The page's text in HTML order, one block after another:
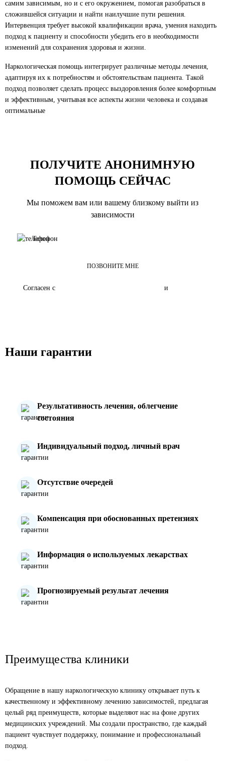
самим зависимым, но и с его окружением, помогая разобраться в
сложившейся ситуации и найти наилучшие пути решения.
Интервенция требует высокой квалификации врача, умения находить
подход к пациенту и способности убедить его в необходимости
изменений для сохранения здоровья и жизни.
Наркологическая помощь интегрирует различные методы лечения,
адаптируя их к потребностям и обстоятельствам пациента. Такой
подход позволяет сделать процесс выздоровления более комфортным
и эффективным, учитывая все аспекты жизни человека и создавая
оптимальные
ПОЛУЧИТЕ АНОНИМНУЮ
ПОМОЩЬ СЕЙЧАС
Мы поможем вам или вашему близкому выйти из
зависимости
ПОЗВОНИТЕ МНЕ
Согласен с и
Наши гарантии
Результативность лечения, облегчение
состояния
Индивидуальный подход, личный врач
Отсутствие очередей
Компенсация при обоснованных претензиях
Информация о используемых лекарствах
Прогнозируемый результат лечения
Преимущества клиники
Обращение в нашу наркологическую клинику открывает путь к
качественному и эффективному лечению зависимостей, предлагая
целый ряд преимуществ, которые выделяют нас на фоне других
медицинских учреждений. Мы создали пространство, где каждый
пациент чувствует поддержку, понимание и профессиональный
подход.